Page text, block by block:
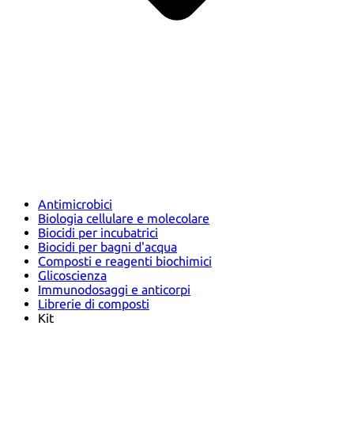
Antimicrobici
Biologia cellulare e molecolare
Biocidi per incubatrici
Biocidi per bagni d'acqua
Composti e reagenti biochimici
Glicoscienza
Immunodosaggi e anticorpi
Librerie di composti
Kit